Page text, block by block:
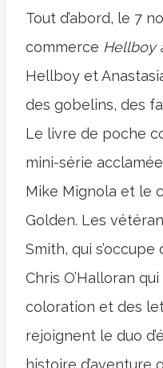
Tout d’abord, le 7
commerce Hellboy
Hellboy et
des gobelins, des
Le livre de poche
mini-série
Mike Mignola et le
Golden. Les
Smith, qui
Chris O’Halloran
coloration et des
rejoignent le duo
histoire d’aventure